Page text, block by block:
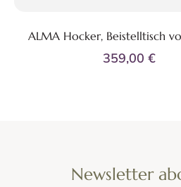
ALMA Hocker, Beistelltisch
359,00 €
Newsletter